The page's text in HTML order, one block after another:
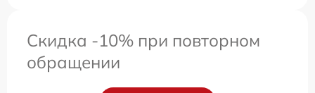
Скидка -10% при повторном
обращении